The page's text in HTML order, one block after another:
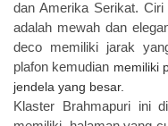
dan Amerika Serikat.
adalah mewah dan
deco memiliki jarak
plafon kemudian memiliki
jendela yang besar.
Klaster Brahmapuri ini